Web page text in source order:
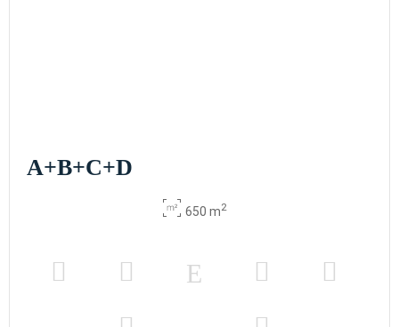
A+B+C+D
650 m2